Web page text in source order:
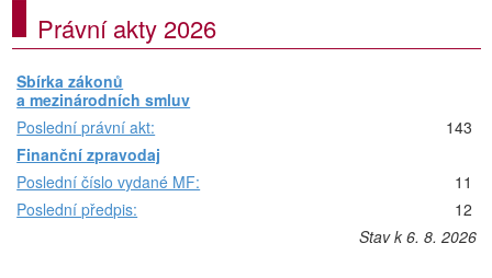
Právní akty 2026
Sbírka zákonů
a mezinárodních smluv
Poslední právní akt:
143
Finanční zpravodaj
Poslední číslo vydané MF:
11
Poslední předpis:
12
Stav k 6. 8. 2026